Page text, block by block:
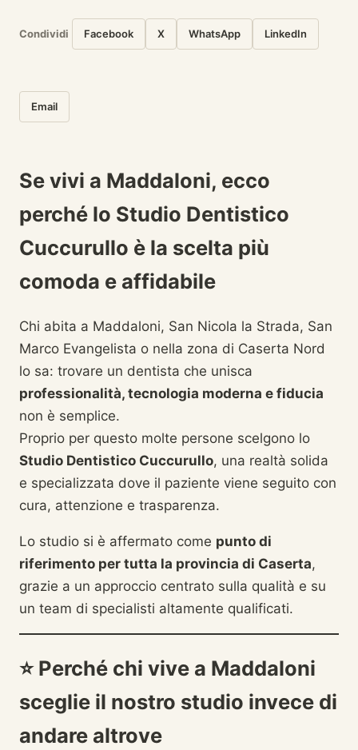
Condividi Facebook X WhatsApp LinkedIn
Email
Se vivi a Maddaloni, ecco
perché lo Studio Dentistico
Cuccurullo è la scelta più
comoda e affidabile
Chi abita a Maddaloni, San Nicola la Strada, San
Marco Evangelista o nella zona di Caserta Nord
lo sa: trovare un dentista che unisca
professionalità, tecnologia moderna e fiducia
non è semplice.
Proprio per questo molte persone scelgono lo
Studio Dentistico Cuccurullo, una realtà solida
e specializzata dove il paziente viene seguito con
cura, attenzione e trasparenza.
Lo studio si è affermato come punto di
riferimento per tutta la provincia di Caserta,
grazie a un approccio centrato sulla qualità e su
un team di specialisti altamente qualificati.
⭐Perché chi vive a Maddaloni
sceglie il nostro studio invece di
andare altrove